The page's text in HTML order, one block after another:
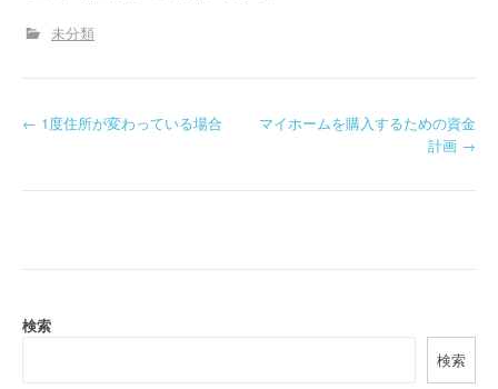
未分類
P
a
← 1度住所が変わっている場合
マイホームを購入するための資金
計画 →
検索
検索